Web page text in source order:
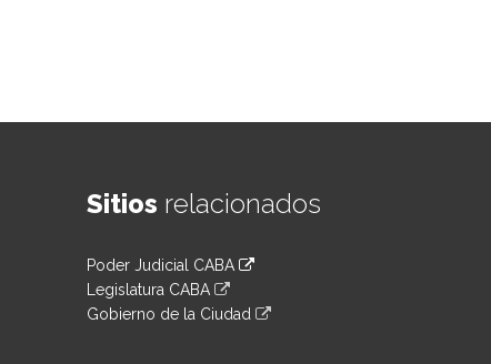
Sitios relacionados
Poder Judicial CABA
Legislatura CABA
Gobierno de la Ciudad